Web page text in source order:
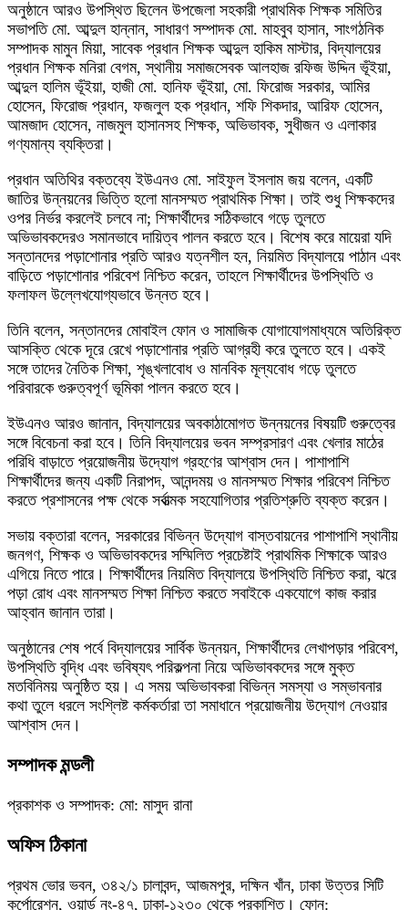
অনুষ্ঠানে আরও উপস্থিত ছিলেন উপজেলা সহকারী প্রাথমিক শিক্ষক সমিতির
সভাপতি মো. আব্দুল হান্নান, সাধারণ সম্পাদক মো. মাহবুব হাসান, সাংগঠনিক
সম্পাদক মামুন মিয়া, সাবেক প্রধান শিক্ষক আব্দুল হাকিম মাস্টার, বিদ্যালয়ের
প্রধান শিক্ষক মনিরা বেগম, স্থানীয় সমাজসেবক আলহাজ রফিজ উদ্দিন ভূঁইয়া,
আব্দুল হালিম ভূঁইয়া, হাজী মো. হানিফ ভূঁইয়া, মো. ফিরোজ সরকার, আমির
হোসেন, ফিরোজ প্রধান, ফজলুল হক প্রধান, শফি শিকদার, আরিফ হোসেন,
আমজাদ হোসেন, নাজমুল হাসানসহ শিক্ষক, অভিভাবক, সুধীজন ও এলাকার
গণ্যমান্য ব্যক্তিরা।
প্রধান অতিথির বক্তব্যে ইউএনও মো. সাইফুল ইসলাম জয় বলেন, একটি
জাতির উন্নয়নের ভিত্তি হলো মানসম্মত প্রাথমিক শিক্ষা। তাই শুধু শিক্ষকদের
ওপর নির্ভর করলেই চলবে না; শিক্ষার্থীদের সঠিকভাবে গড়ে তুলতে
অভিভাবকদেরও সমানভাবে দায়িত্ব পালন করতে হবে। বিশেষ করে মায়েরা যদি
সন্তানদের পড়াশোনার প্রতি আরও যত্নশীল হন, নিয়মিত বিদ্যালয়ে পাঠান এবং
বাড়িতে পড়াশোনার পরিবেশ নিশ্চিত করেন, তাহলে শিক্ষার্থীদের উপস্থিতি ও
ফলাফল উল্লেখযোগ্যভাবে উন্নত হবে।
তিনি বলেন, সন্তানদের মোবাইল ফোন ও সামাজিক যোগাযোগমাধ্যমে অতিরিক্ত
আসক্তি থেকে দূরে রেখে পড়াশোনার প্রতি আগ্রহী করে তুলতে হবে। একই
সঙ্গে তাদের নৈতিক শিক্ষা, শৃঙ্খলাবোধ ও মানবিক মূল্যবোধ গড়ে তুলতে
পরিবারকে গুরুত্বপূর্ণ ভূমিকা পালন করতে হবে।
ইউএনও আরও জানান, বিদ্যালয়ের অবকাঠামোগত উন্নয়নের বিষয়টি গুরুত্বের
সঙ্গে বিবেচনা করা হবে। তিনি বিদ্যালয়ের ভবন সম্প্রসারণ এবং খেলার মাঠের
পরিধি বাড়াতে প্রয়োজনীয় উদ্যোগ গ্রহণের আশ্বাস দেন। পাশাপাশি
শিক্ষার্থীদের জন্য একটি নিরাপদ, আনন্দময় ও মানসম্মত শিক্ষার পরিবেশ নিশ্চিত
করতে প্রশাসনের পক্ষ থেকে সর্বাত্মক সহযোগিতার প্রতিশ্রুতি ব্যক্ত করেন।
সভায় বক্তারা বলেন, সরকারের বিভিন্ন উদ্যোগ বাস্তবায়নের পাশাপাশি স্থানীয়
জনগণ, শিক্ষক ও অভিভাবকদের সম্মিলিত প্রচেষ্টাই প্রাথমিক শিক্ষাকে আরও
এগিয়ে নিতে পারে। শিক্ষার্থীদের নিয়মিত বিদ্যালয়ে উপস্থিতি নিশ্চিত করা, ঝরে
পড়া রোধ এবং মানসম্মত শিক্ষা নিশ্চিত করতে সবাইকে একযোগে কাজ করার
আহ্বান জানান তারা।
অনুষ্ঠানের শেষ পর্বে বিদ্যালয়ের সার্বিক উন্নয়ন, শিক্ষার্থীদের লেখাপড়ার পরিবেশ,
উপস্থিতি বৃদ্ধি এবং ভবিষ্যৎ পরিকল্পনা নিয়ে অভিভাবকদের সঙ্গে মুক্ত
মতবিনিময় অনুষ্ঠিত হয়। এ সময় অভিভাবকরা বিভিন্ন সমস্যা ও সম্ভাবনার
কথা তুলে ধরলে সংশ্লিষ্ট কর্মকর্তারা তা সমাধানে প্রয়োজনীয় উদ্যোগ নেওয়ার
আশ্বাস দেন।
সম্পাদক মন্ডলী
প্রকাশক ও সম্পাদক: মো: মাসুদ রানা
অফিস ঠিকানা
প্রথম ভোর ভবন, ৩৪২/১ চালাবন্দ, আজমপুর, দক্ষিন খাঁন, ঢাকা উত্তর সিটি
কর্পোরেশন, ওয়ার্ড নং-৪৭, ঢাকা-১২৩০ থেকে প্রকাশিত। ফোন: